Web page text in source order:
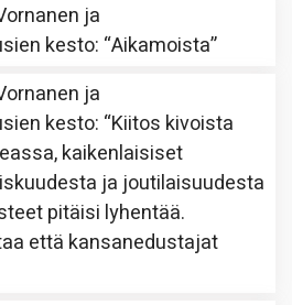
ja
kesto: “Aikamoista”
ja
kesto: “Kiitos kivoista
kaikenlaisiset
ja joutilaisuudesta
pitäisi lyhentää.
että kansanedustajat